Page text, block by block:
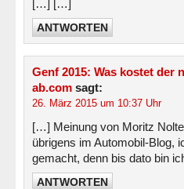
[…] […]
ANTWORTEN
Genf 2015: Was kostet der
ab.com sagt:
26. März 2015 um 10:37 Uhr
[…] Meinung von Moritz
übrigens im Automobil-Blog,
gemacht, denn bis dato bin
ANTWORTEN